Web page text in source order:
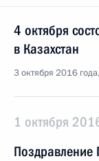
4 октября
в Казахстан
3 октября 2016
1 октября
Поздравление